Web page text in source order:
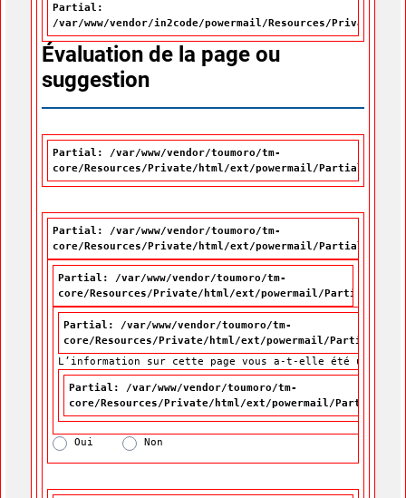
Partial:
/var/www/vendor/in2code/powermail/Resources/Private/
Évaluation de la page ou
suggestion
Partial: /var/www/vendor/toumoro/tm-
core/Resources/Private/html/ext/powermail/Partials/
Partial: /var/www/vendor/toumoro/tm-
core/Resources/Private/html/ext/powermail/Partials/
Partial: /var/www/vendor/toumoro/tm-
core/Resources/Private/html/ext/powermail/Partials/
Partial: /var/www/vendor/toumoro/tm-
core/Resources/Private/html/ext/powermail/Partials/
L’information sur cette page vous a-t-elle été utile?
L’information sur cette page vous a-t-elle été utile?
Partial: /var/www/vendor/toumoro/tm-
core/Resources/Private/html/ext/powermail/Partials/
Oui Non